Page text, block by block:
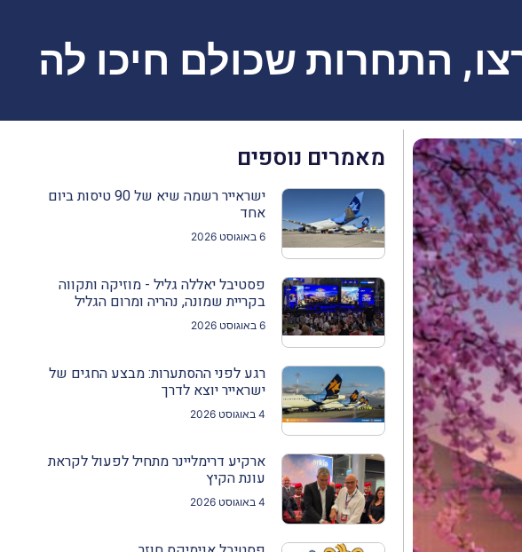
התחרות שכולם חיכו לה
מאמרים נוספים
ישראייר רשמה שיא של 90 טיסות ביום
אחד
6 באוגוסט 2026
פסטיבל יאללה גליל - מוזיקה ותקווה
בקריית שמונה, נהריה ומרום הגליל
6 באוגוסט 2026
רגע לפני ההסתערות: מבצע החגים של
ישראייר יוצא לדרך
4 באוגוסט 2026
ארקיע דרימליינר מתחיל לפעול לקראת
עונת הקיץ
4 באוגוסט 2026